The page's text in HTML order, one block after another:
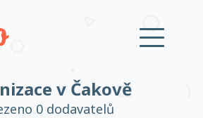
Přihlásit se
v Čakově
0 dodavatelů